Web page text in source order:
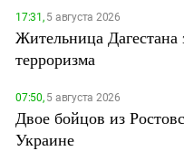
17:31,5 августа 2026
Жительница Дагестана
терроризма
07:50,5 августа 2026
Двое бойцов из
Украине